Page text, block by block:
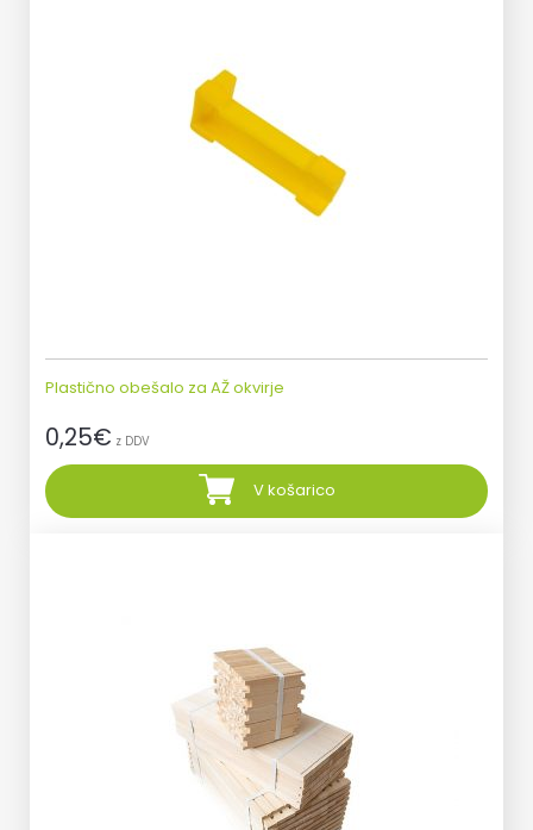
Plastično obešalo za AŽ okvirje
0,25€ z DDV
V košarico